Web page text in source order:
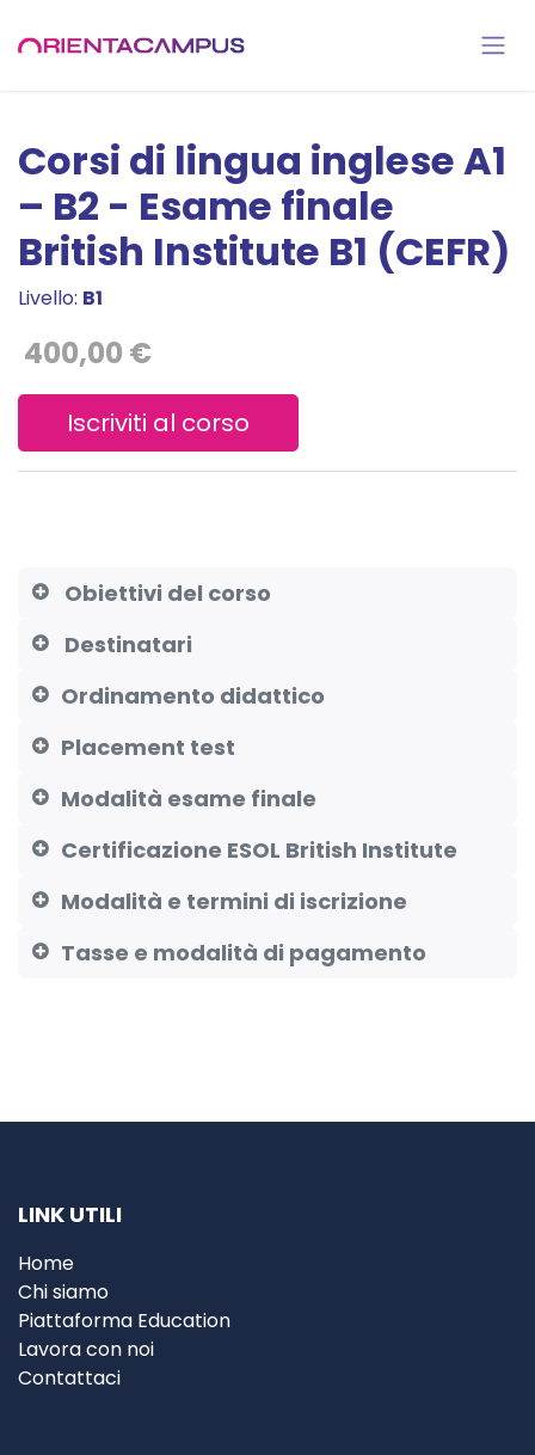
Corsi di lingua inglese A1
– B2 - Esame finale
British Institute B1 (CEFR)
Livello: B1
400,00 €
Iscriviti al corso
Obiettivi del corso
Destinatari
Ordinamento didattico
Placement test
Modalità esame finale
Certificazione ESOL British Institute
Modalità e termini di iscrizione
Tasse e modalità di pagamento
LINK UTILI
Home
Chi siamo
Piattaforma Education
Lavora con noi
Contattaci